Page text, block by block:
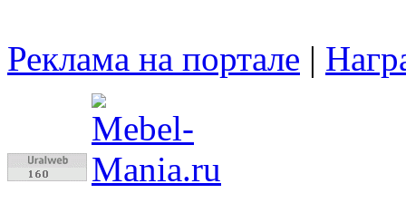
Реклама на портале |